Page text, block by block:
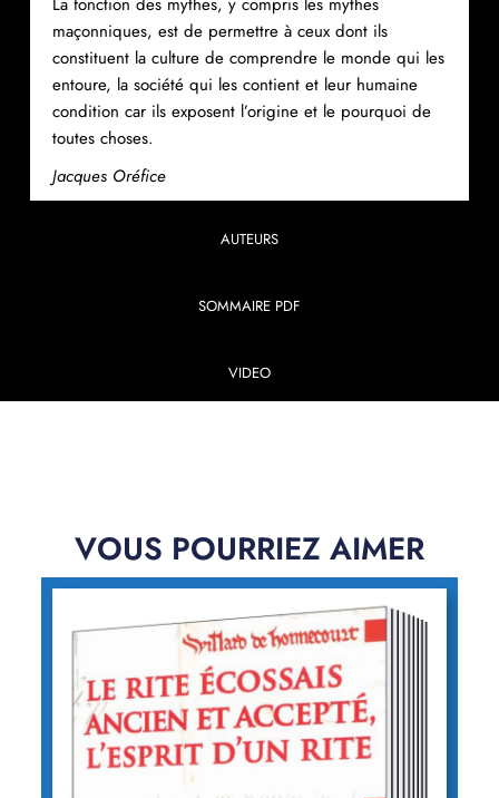
AUTEURS
SOMMAIRE PDF
VIDEO
maçonniques, est de permettre à ceux dont ils
constituent la culture de comprendre le monde qui les
entoure, la société qui les contient et leur humaine
condition car ils exposent l’origine et le pourquoi de
toutes choses.
Jacques Oréfice
VOUS POURRIEZ AIMER